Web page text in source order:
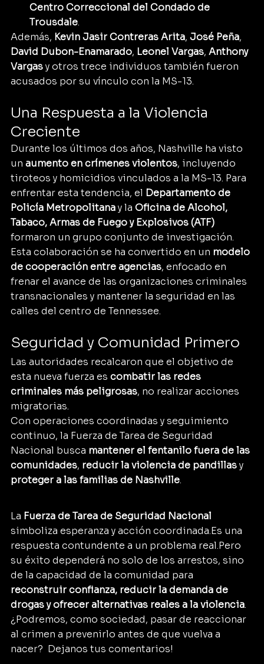
Centro Correccional del Condado de
Trousdale.
Además, Kevin Jasir Contreras Arita, José Peña,
David Dubon-Enamarado, Leonel Vargas, Anthony
Vargas y otros trece individuos también fueron
acusados por su vínculo con la MS-13.
Una Respuesta a la Violencia
Creciente
Durante los últimos dos años, Nashville ha visto
un aumento en crímenes violentos, incluyendo
tiroteos y homicidios vinculados a la MS-13. Para
enfrentar esta tendencia, el Departamento de
Policía Metropolitana y la Oficina de Alcohol,
Tabaco, Armas de Fuego y Explosivos (ATF)
formaron un grupo conjunto de investigación.
Esta colaboración se ha convertido en un modelo
de cooperación entre agencias, enfocado en
frenar el avance de las organizaciones criminales
transnacionales y mantener la seguridad en las
calles del centro de Tennessee.
Seguridad y Comunidad Primero
Las autoridades recalcaron que el objetivo de
esta nueva fuerza es combatir las redes
criminales más peligrosas, no realizar acciones
migratorias.
Con operaciones coordinadas y seguimiento
continuo, la Fuerza de Tarea de Seguridad
Nacional busca mantener el fentanilo fuera de las
comunidades, reducir la violencia de pandillas y
proteger a las familias de Nashville.
La Fuerza de Tarea de Seguridad Nacional
simboliza esperanza y acción coordinada.Es una
respuesta contundente a un problema real.Pero
su éxito dependerá no solo de los arrestos, sino
de la capacidad de la comunidad para
reconstruir confianza, reducir la demanda de
drogas y ofrecer alternativas reales a la violencia.
¿Podremos, como sociedad, pasar de reaccionar
al crimen a prevenirlo antes de que vuelva a
nacer?  Dejanos tus comentarios!